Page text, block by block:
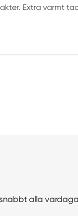
Extra varmt
alla